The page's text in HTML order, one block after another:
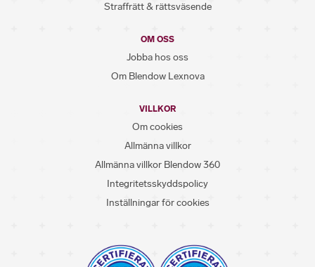
Straffrätt & rättsväsende
OM OSS
Jobba hos oss
Om Blendow Lexnova
VILLKOR
Om cookies
Allmänna villkor
Allmänna villkor Blendow 360
Integritetsskyddspolicy
Inställningar för cookies